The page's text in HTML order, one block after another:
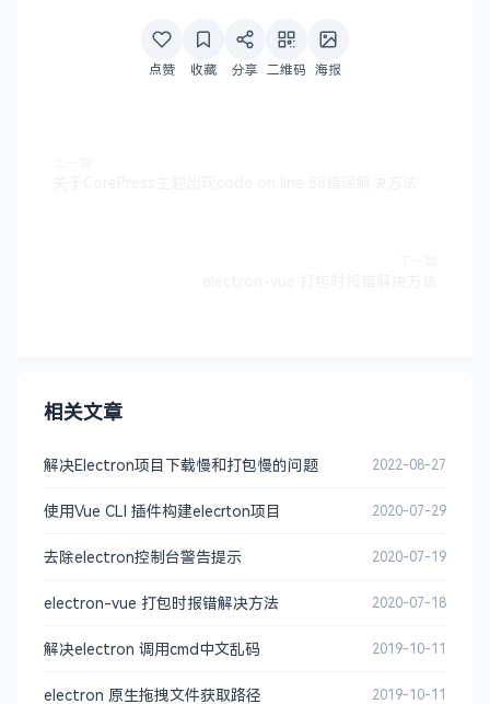
点赞 收藏 分享 二维码 海报
相关文章
解决Electron项目下载慢和打包慢的问题 2022-08-27
使用Vue CLI 插件构建elecrton项目 2020-07-29
去除electron控制台警告提示 2020-07-19
electron-vue 打包时报错解决方法 2020-07-18
解决electron 调用cmd中文乱码 2019-10-11
electron 原生拖拽文件获取路径 2019-10-11